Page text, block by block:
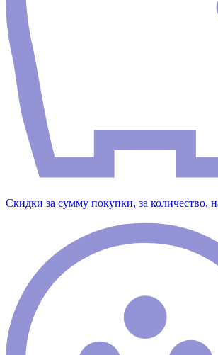
Скидки за сумму покупки, за количество,